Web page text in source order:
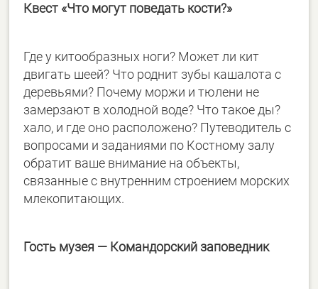
Квест «Что могут поведать кости?»
Где у китообразных ноги? Может ли кит
двигать шеей? Что роднит зубы кашалота с
деревьями? Почему моржи и тюлени не
замерзают в холодной воде? Что такое ды?
хало, и где оно расположено? Путеводитель с
вопросами и заданиями по Костному залу
обратит ваше внимание на объекты,
связанные с внутренним строением морских
млекопитающих.
Гость музея — Командорский заповедник